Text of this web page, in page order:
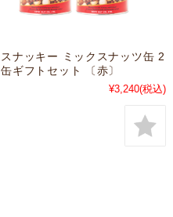
スナッキー ミックスナッツ缶 2
缶ギフトセット 〔赤〕
¥3,240(税込)